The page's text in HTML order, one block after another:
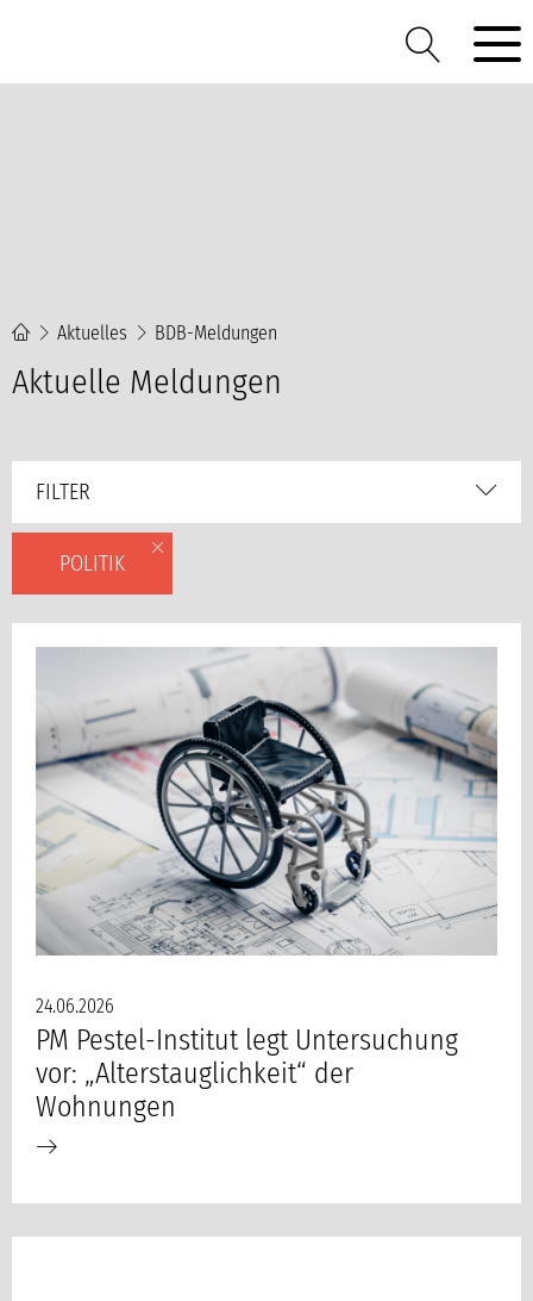
Aktuelles BDB-Meldungen
Aktuelle Meldungen
FILTER
POLITIK
24.06.2026
PM Pestel-Institut legt Untersuchung
vor: „Alterstauglichkeit“ der
Wohnungen